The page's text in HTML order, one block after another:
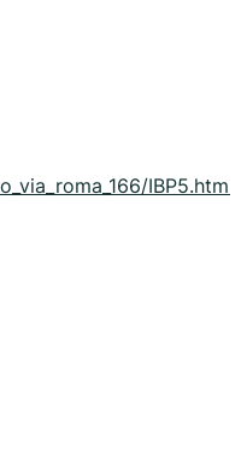
IBP5.html?